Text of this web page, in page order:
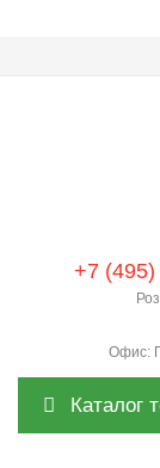
+7
Офис:
Каталог